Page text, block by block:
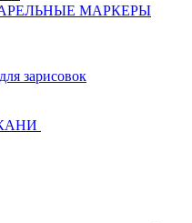
МАРКЕРЫ
зарисовок